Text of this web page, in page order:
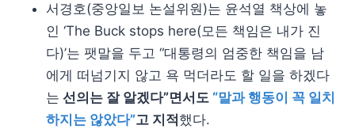
서경호(중앙일보 논설위원)는 윤석열 책상에 놓
인 ‘The Buck stops here(모든 책임은 내가 진
다)’는 팻말을 두고 “대통령의 엄중한 책임을 남
에게 떠넘기지 않고 욕 먹더라도 할 일을 하겠다
는 선의는 잘 알겠다”면서도 “말과 행동이 꼭 일치
하지는 않았다”고 지적 했다.